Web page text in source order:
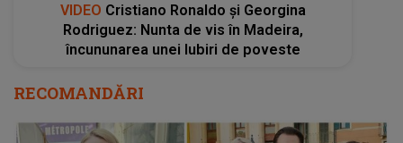
VIDEO Cristiano Ronaldo și Georgina
Rodriguez: Nunta de vis în Madeira,
încununarea unei Iubiri de poveste
RECOMANDĂRI